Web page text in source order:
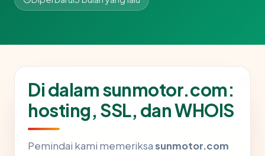
Di dalam sunmotor.com:
hosting, SSL, dan WHOIS
Pemindai kami memeriksasunmotor.com